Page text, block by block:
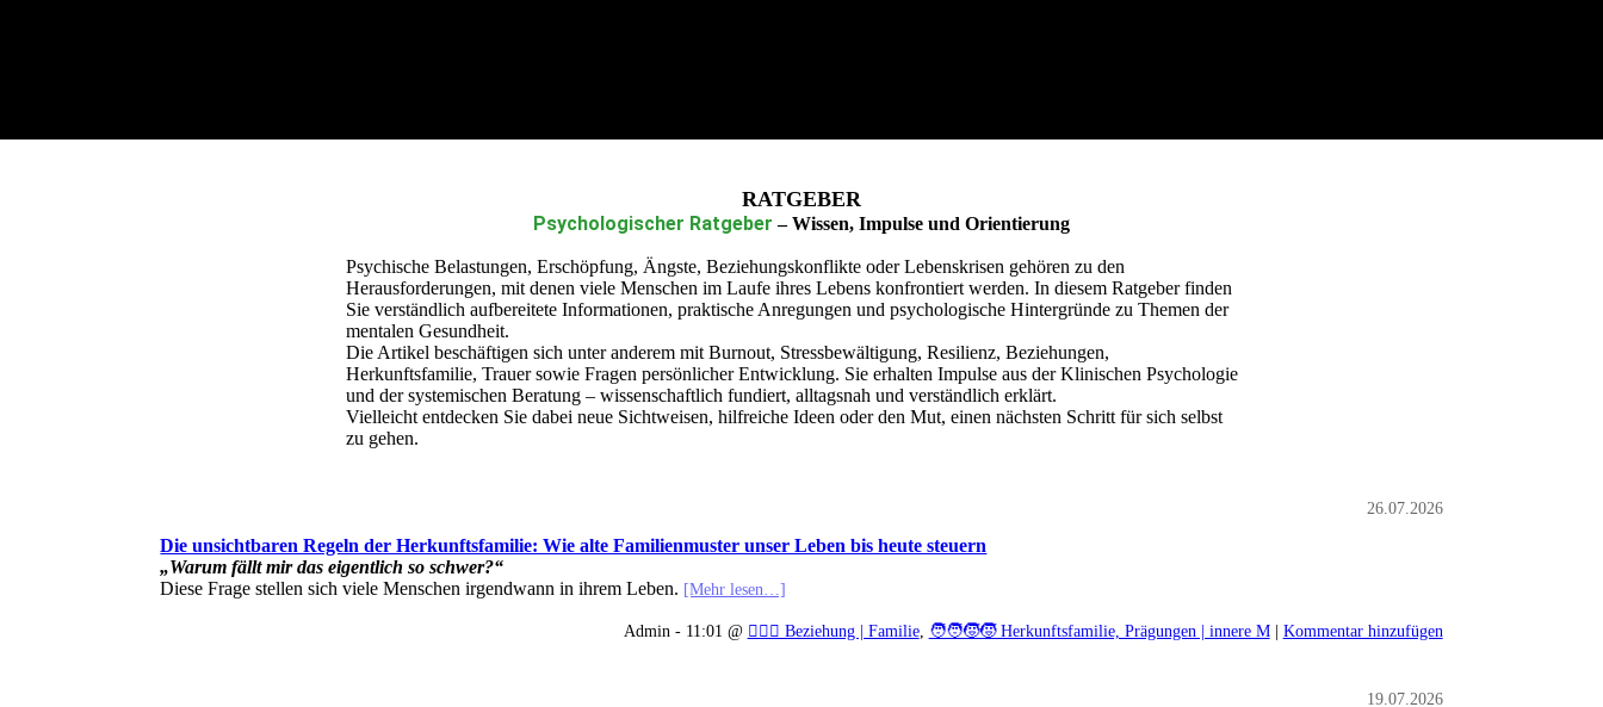
RATGEBER
Psychologischer Ratgeber – Wissen, Impulse und Orientierung
Psychische Belastungen, Erschöpfung, Ängste, Beziehungskonflikte oder Lebenskrisen gehören zu den
Herausforderungen, mit denen viele Menschen im Laufe ihres Lebens konfrontiert werden. In diesem Ratgeber finden
Sie verständlich aufbereitete Informationen, praktische Anregungen und psychologische Hintergründe zu Themen der
mentalen Gesundheit.
Die Artikel beschäftigen sich unter anderem mit Burnout, Stressbewältigung, Resilienz, Beziehungen,
Herkunftsfamilie, Trauer sowie Fragen persönlicher Entwicklung. Sie erhalten Impulse aus der Klinischen Psychologie
und der systemischen Beratung – wissenschaftlich fundiert, alltagsnah und verständlich erklärt.
Vielleicht entdecken Sie dabei neue Sichtweisen, hilfreiche Ideen oder den Mut, einen nächsten Schritt für sich selbst
zu gehen.
26.07.2026
Die unsichtbaren Regeln der Herkunftsfamilie: Wie alte Familienmuster unser Leben bis heute steuern
„Warum fällt mir das eigentlich so schwer?“
Diese Frage stellen sich viele Menschen irgendwann in ihrem Leben. [Mehr lesen…]
Admin - 11:01 @ 👩‍❤️‍👨 Beziehung | Familie, 🧑‍🧑‍🧒‍🧒 Herkunftsfamilie, Prägungen | innere M| Kommentar hinzufügen
19.07.2026